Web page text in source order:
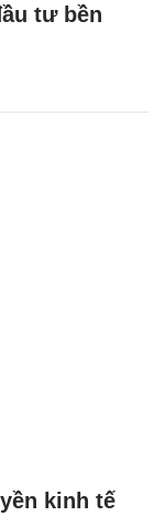
tư bền
kinh tế